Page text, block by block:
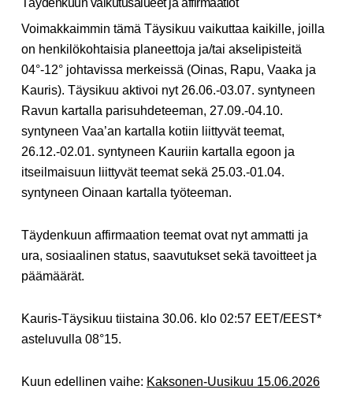
Voimakkaimmin tämä Täysikuu vaikuttaa kaikille, joilla
on henkilökohtaisia planeettoja ja/tai akselipisteitä
04°-12° johtavissa merkeissä (Oinas, Rapu, Vaaka ja
Kauris). Täysikuu aktivoi nyt 26.06.-03.07. syntyneen
Ravun kartalla parisuhdeteeman, 27.09.-04.10.
syntyneen Vaa’an kartalla kotiin liittyvät teemat,
26.12.-02.01. syntyneen Kauriin kartalla egoon ja
itseilmaisuun liittyvät teemat sekä 25.03.-01.04.
syntyneen Oinaan kartalla työteeman.
Täydenkuun affirmaation teemat ovat nyt ammatti ja
ura, sosiaalinen status, saavutukset sekä tavoitteet ja
päämäärät.
Kauris-Täysikuu tiistaina 30.06. klo 02:57 EET/EEST*
asteluvulla 08°15.
Kuun edellinen vaihe: Kaksonen-Uusikuu 15.06.2026